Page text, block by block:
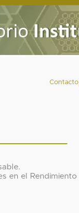
Contacto
en el Rendimiento